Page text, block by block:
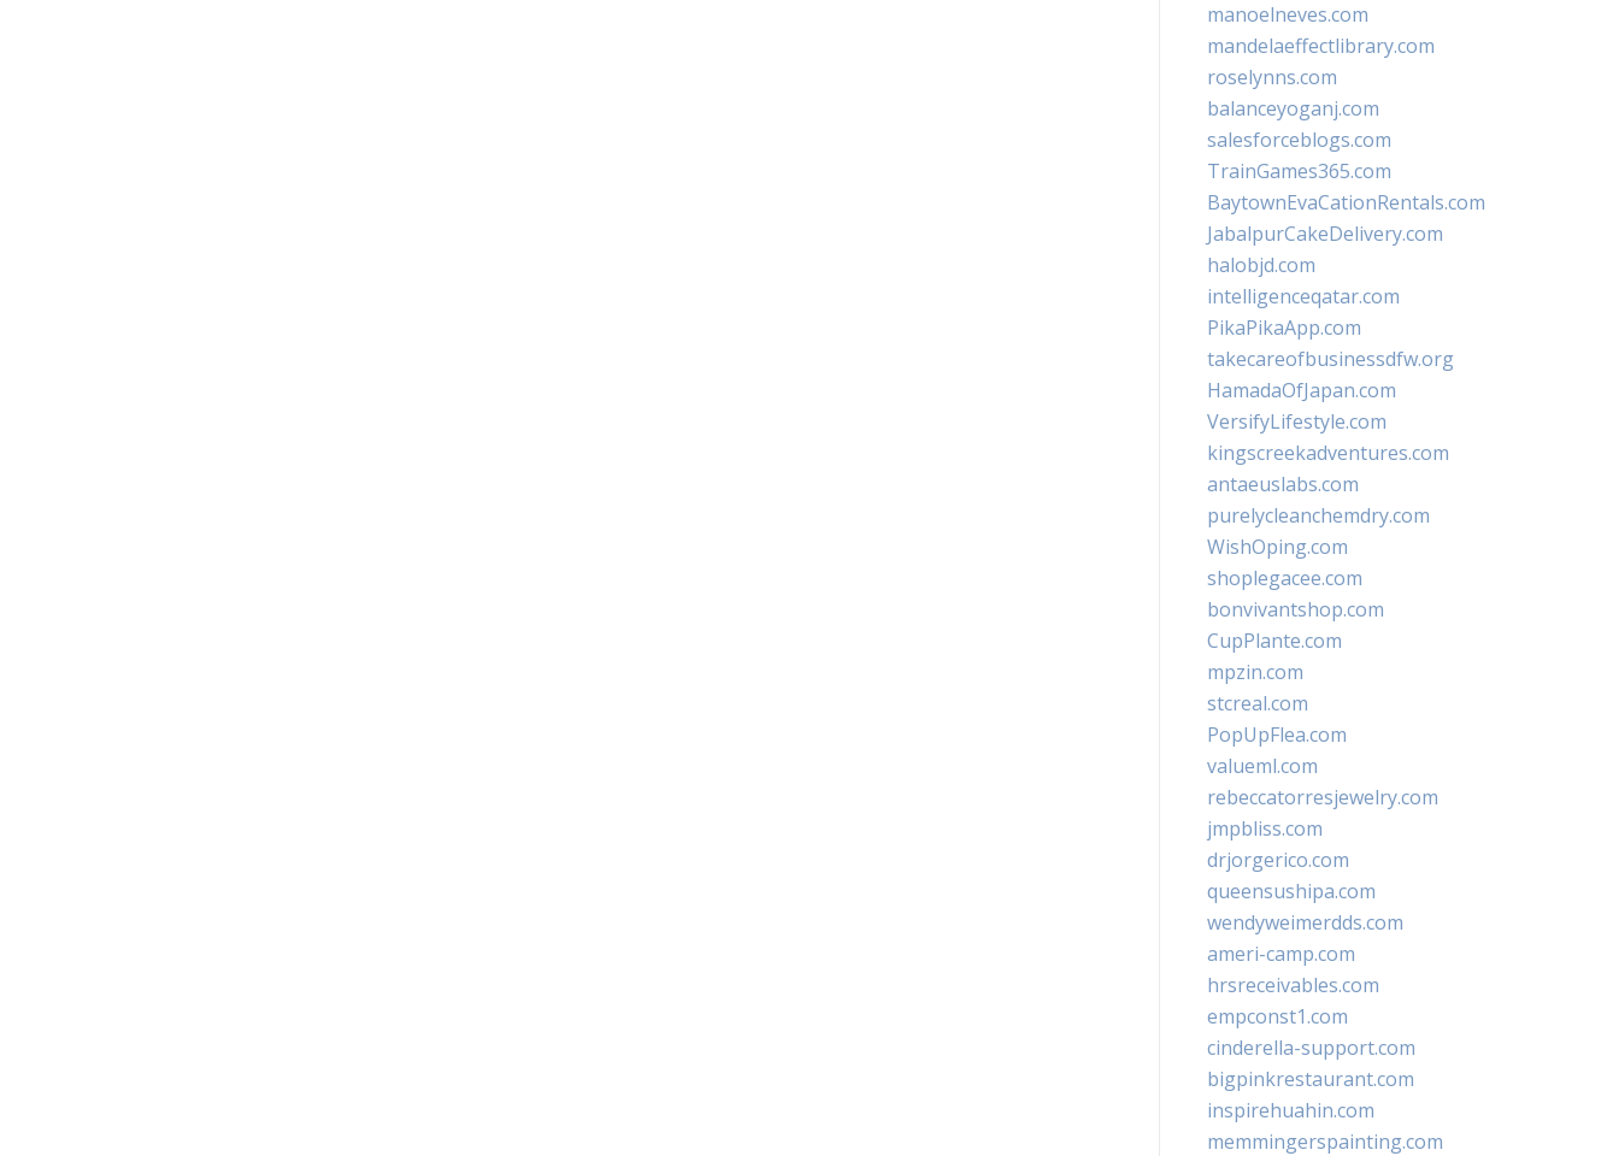
manoelneves.com
mandelaeffectlibrary.com
roselynns.com
balanceyoganj.com
salesforceblogs.com
TrainGames365.com
BaytownEvaCationRentals.com
JabalpurCakeDelivery.com
halobjd.com
intelligenceqatar.com
PikaPikaApp.com
takecareofbusinessdfw.org
HamadaOfJapan.com
VersifyLifestyle.com
kingscreekadventures.com
antaeuslabs.com
purelycleanchemdry.com
WishOping.com
shoplegacee.com
bonvivantshop.com
CupPlante.com
mpzin.com
stcreal.com
PopUpFlea.com
valueml.com
rebeccatorresjewelry.com
jmpbliss.com
drjorgerico.com
queensushipa.com
wendyweimerdds.com
ameri-camp.com
hrsreceivables.com
empconst1.com
cinderella-support.com
bigpinkrestaurant.com
inspirehuahin.com
memmingerspainting.com